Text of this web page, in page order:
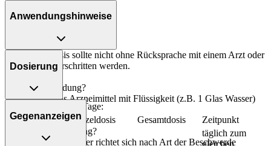
Anwendungshinweise
Die Gesamtdosis sollte nicht ohne Rücksprache mit einem Arzt oder
Apotheker überschritten werden.
Art der Anwendung?
Nehmen Sie das Arzneimittel mit Flüssigkeit (z.B. 1 Glas Wasser)
Dauer der Anwendung?
Die Anwendungsdauer richtet sich nach Art der Beschwerde
Dosierung
Behandlung über 3 Tage:
Personenkreis
Einzeldosis Gesamtdosis
Zeitpunkt
täglich zum
Gegenanzeigen